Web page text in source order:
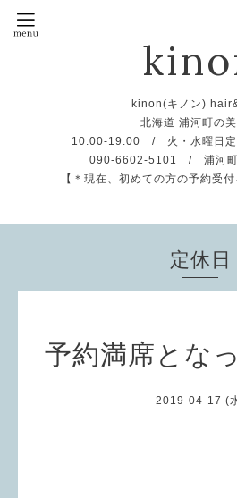
kinon(キノン)
北海道 浦河町の
10:00-19:00 / 火・水曜日定
090-6602-5101 / 浦河町
【＊現在、初めての方の予約受
定休日
予約満席とな
2019-04-17 (